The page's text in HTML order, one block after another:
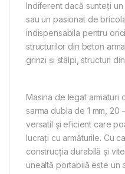
Indiferent dacă sunteți
sau un pasionat de
indispensabila pentru
structurilor din beton
grinzi și stâlpi, structuri
Masina de legat armaturi
sarma dubla de 1 mm, 20
versatil și eficient care
lucrați cu armăturile. Cu
construcția durabilă și
unealtă portabilă este un